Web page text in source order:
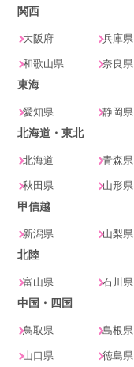
関西
大阪府 兵庫県
和歌山県
奈良県
東海
愛知県 静岡県
北海道・東北
北海道 青森県
秋田県 山形県
甲信越
新潟県 山梨県
北陸
富山県 石川県
中国・四国
鳥取県 島根県
山口県 徳島県